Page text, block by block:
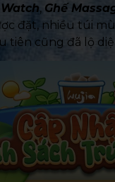
, Ghế
đặt, nhiều túi
tiên cũng đã lộ